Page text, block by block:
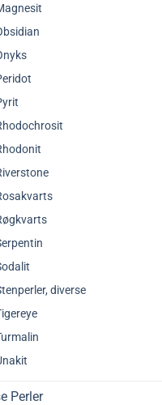
diverse
Perler